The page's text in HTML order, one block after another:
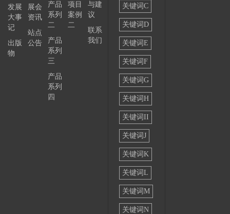
发展
大事
记
出版
物
展会
资讯
站点
公告
产品
系列
二
产品
系列
三
产品
系列
四
项目
案例
二
与建
议
联系
我们
关键词C
关键词D
关键词E
关键词F
关键词G
关键词H
关键词II
关键词J
关键词K
关键词L
关键词M
关键词N